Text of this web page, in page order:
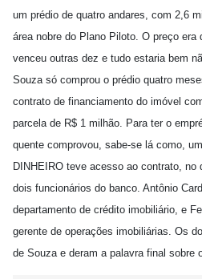
um prédio de quatro andares, com 2,6
área nobre do Plano Piloto. O preço era
venceu outras dez e tudo estaria bem
Souza só comprou o prédio quatro
contrato de financiamento do imóvel
parcela de R$ 1 milhão. Para ter o
quente comprovou, sabe-se lá como,
DINHEIRO teve acesso ao contrato,
dois funcionários do banco. Antônio
departamento de crédito imobiliário, e
gerente de operações imobiliárias. Os
de Souza e deram a palavra final sobre